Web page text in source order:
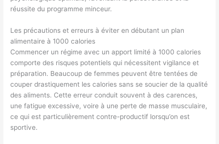
réussite du programme minceur.
Les précautions et erreurs à éviter en débutant un plan
alimentaire à 1000 calories
Commencer un régime avec un apport limité à 1000 calories
comporte des risques potentiels qui nécessitent vigilance et
préparation. Beaucoup de femmes peuvent être tentées de
couper drastiquement les calories sans se soucier de la qualité
des aliments. Cette erreur conduit souvent à des carences,
une fatigue excessive, voire à une perte de masse musculaire,
ce qui est particulièrement contre-productif lorsqu’on est
sportive.